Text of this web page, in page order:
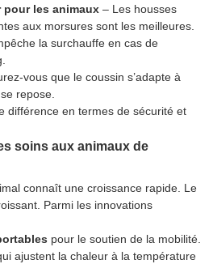
pour les animaux – Les housses
aux morsures sont les meilleures.
la surchauffe en cas de
vous que le coussin s’adapte à
repose.
différence en termes de sécurité et
soins aux animaux de
connaît une croissance rapide. Le
Parmi les innovations
pour le soutien de la mobilité.
ajustent la chaleur à la température